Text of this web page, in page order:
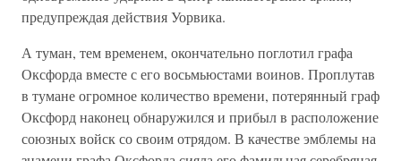
предупреждая действия Уорвика.
А туман, тем временем, окончательно поглотил графа
Оксфорда вместе с его восьмьюстами воинов. Проплутав
в тумане огромное количество времени, потерянный граф
Оксфорд наконец обнаружился и прибыл в расположение
союзных войск со своим отрядом. В качестве эмблемы на